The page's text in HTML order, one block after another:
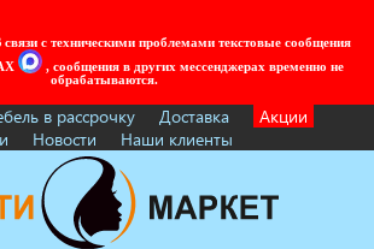
с техническими проблемами текстовые сообщения
, сообщения в других мессенджерах временно не
обрабатываются.
в рассрочку Доставка
Акции
Новости Наши клиенты